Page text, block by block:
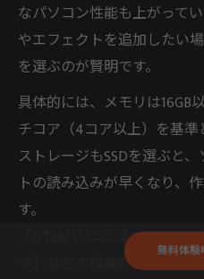
なパソコン性能も上がって
やエフェクトを追加したい
を選ぶのが賢明です。
具体的には、メモリは16GB
チコア（4コア以上）を基準
ストレージもSSDを選ぶと
トの読み込みが早くなり、
す。
「DTMパソコンおすすめ」
プ」などの検索が多い背景
無料体